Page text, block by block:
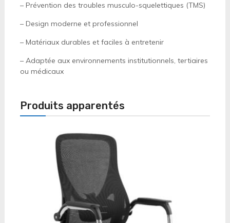
– Prévention des troubles musculo-squelettiques (TMS)
– Design moderne et professionnel
– Matériaux durables et faciles à entretenir
– Adaptée aux environnements institutionnels, tertiaires
ou médicaux
Produits apparentés